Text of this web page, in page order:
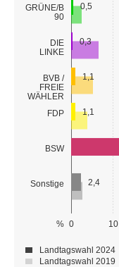
GRÜNE/B
90
DIE
LINKE
BVB /
FREIE
WÄHLER
FDP
BSW
Sonstige
0 10
%
0,5
0,3
1,1
1,1
2,4
Landtagswahl 2024
Landtagswahl 2019